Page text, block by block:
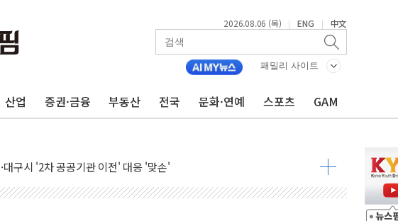
2026.08.06 (목) | ENG | 中文
패밀리 사이트
산업 증권·금융 부동산 전국 문화·연예 스포츠 GAM
출 2545억원·영업익 1037억원…상반기 역대 최대
희귀가스 사업 항공우주·방산으로 넓힌다
대구시 '2차 공공기관 이전' 대응 '맞손'
파트값 0.26%↑…상승폭 커졌지만 고가주택 밀집된 강남·서초 둔화